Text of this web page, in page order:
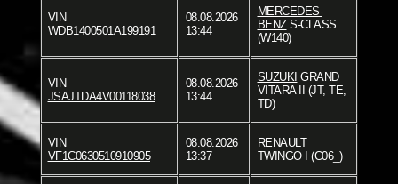
VIN
WDB1400501A199191
08.08.2026
13:44
MERCEDES-
BENZS-CLASS
(W140)
VIN
JSAJTDA4V00118038
08.08.2026
13:44
SUZUKI GRAND
VITARA II (JT, TE,
TD)
VIN
VF1C0630510910905
08.08.2026
13:37
RENAULT
TWINGO I (C06_)